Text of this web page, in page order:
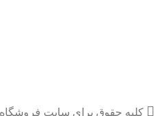
کلیه حقوق برای سایت فروشگاه